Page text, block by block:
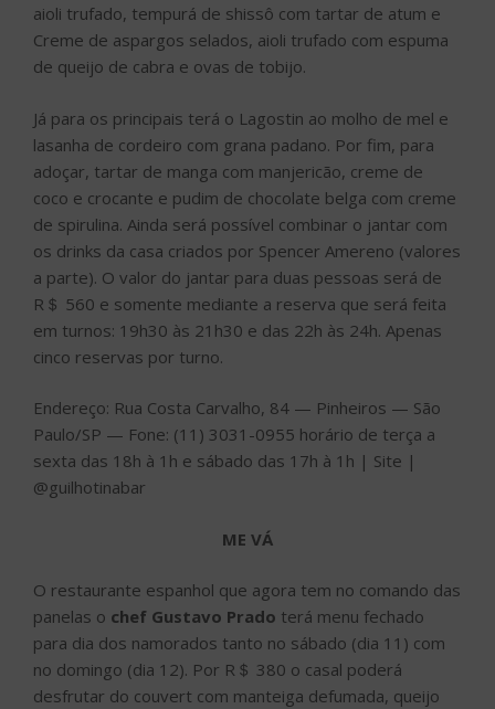
aioli trufado, tempurá de shissô com tartar de atum e
Creme de aspargos selados, aioli trufado com espuma
de queijo de cabra e ovas de tobijo.
Já para os principais terá o Lagostin ao molho de mel e
lasanha de cordeiro com grana padano. Por fim, para
adoçar, tartar de manga com manjericão, creme de
coco e crocante e pudim de chocolate belga com creme
de spirulina. Ainda será possível combinar o jantar com
os drinks da casa criados por Spencer Amereno (valores
a parte). O valor do jantar para duas pessoas será de
R＄ 560 e somente mediante a reserva que será feita
em turnos: 19h30 às 21h30 e das 22h às 24h. Apenas
cinco reservas por turno.
Endereço: Rua Costa Carvalho, 84 — Pinheiros — São
Paulo/SP — Fone: (11) 3031-0955 horário de terça a
sexta das 18h à 1h e sábado das 17h à 1h | Site |
@guilhotinabar
ME VÁ
O restaurante espanhol que agora tem no comando das
panelas o chef Gustavo Prado terá menu fechado
para dia dos namorados tanto no sábado (dia 11) com
no domingo (dia 12). Por R＄ 380 o casal poderá
desfrutar do couvert com manteiga defumada, queijo